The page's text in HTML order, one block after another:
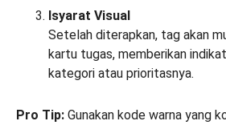
Isyarat Visual
Setelah diterapkan, tag akan
kartu tugas, memberikan
kategori atau prioritasnya.
Pro Tip: Gunakan kode warna yang